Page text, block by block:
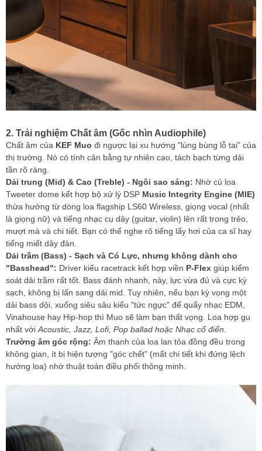
2. Trải nghiệm Chất âm (Gốc nhìn Audiophile)
Chất âm của KEF Muo đi ngược lại xu hướng "lùng bùng lỗ tai" của
thị trường. Nó có tính cân bằng tự nhiên cao, tách bạch từng dải
tần rõ ràng.
Dải trung (Mid) & Cao (Treble) - Ngôi sao sáng: Nhờ củ loa
Tweeter dome kết hợp bộ xử lý DSP Music Integrity Engine (MIE)
thừa hưởng từ dòng loa flagship LS60 Wireless, giọng vocal (nhất
là giọng nữ) và tiếng nhạc cụ dây (guitar, violin) lên rất trong trẻo,
mượt mà và chi tiết. Bạn có thể nghe rõ tiếng lấy hơi của ca sĩ hay
tiếng miết dây đàn.
Dải trầm (Bass) - Sạch và Có Lực, nhưng không dành cho
"Basshead": Driver kiểu racetrack kết hợp viền P-Flex giúp kiểm
soát dải trầm rất tốt. Bass đánh nhanh, nảy, lực vừa đủ và cực kỳ
sạch, không bị lấn sang dải mid. Tuy nhiên, nếu bạn kỳ vọng một
dải bass dội, xuống siêu sâu kiểu "tức ngực" để quẩy nhạc EDM,
Vinahouse hay Hip-hop thì Muo sẽ làm bạn thất vọng. Loa hợp gu
nhất với Acoustic, Jazz, Lofi, Pop ballad hoặc Nhạc cổ điển
Trường âm góc rộng: Âm thanh của loa lan tỏa đồng đều trong
không gian, ít bị hiện tượng "góc chết" (mất chi tiết khi đứng lệch
hướng loa) nhờ thuật toán điều phối thông minh.